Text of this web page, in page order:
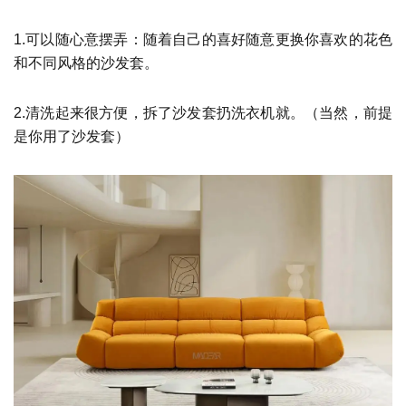
1.可以随心意摆弄：随着自己的喜好随意更换你喜欢的花色
和不同风格的沙发套。
2.清洗起来很方便，拆了沙发套扔洗衣机就。（当然，前提
是你用了沙发套）